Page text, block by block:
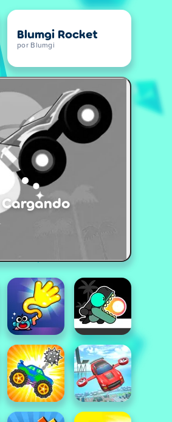
Blumgi Rocket
por Blumgi
Cargando